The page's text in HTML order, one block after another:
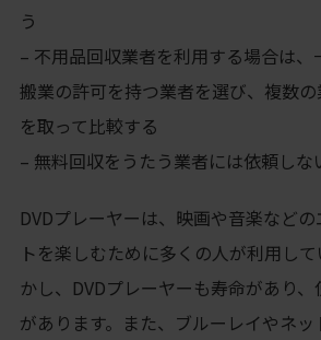
う
– 不用品回収業者を利用する場合は、
搬業の許可を持つ業者を選び、複数
を取って比較する
– 無料回収をうたう業者には依頼しな
DVDプレーヤーは、映画や音楽など
トを楽しむために多くの人が利用し
かし、DVDプレーヤーも寿命があり
があります。また、ブルーレイやネ